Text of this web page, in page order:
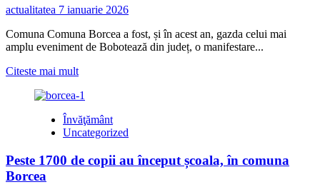
actualitatea 7 ianuarie 2026
Comuna Comuna Borcea a fost, și în acest an, gazda celui mai
amplu eveniment de Bobotează din județ, o manifestare...
Citeste mai multRead
about
gazda
celui
mare
Învăţământ
Uncategorized
Peste 1700 de copii au început școala, în comuna
Borcea